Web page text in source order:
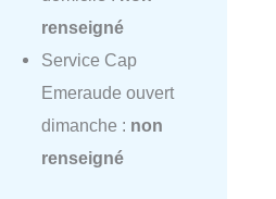
renseigné
Service Cap
Emeraude ouvert
dimanche : non
renseigné